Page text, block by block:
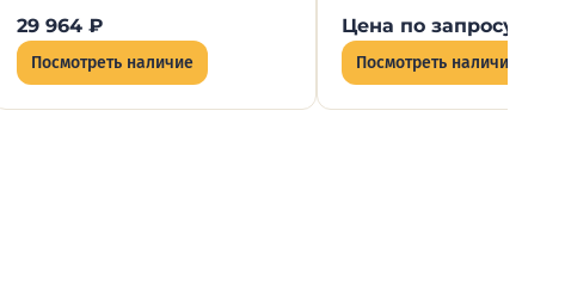
29 964 ₽
Посмотреть наличие
Цена по запросу
Посмотреть наличие